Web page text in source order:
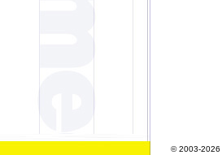
© 2003-2026